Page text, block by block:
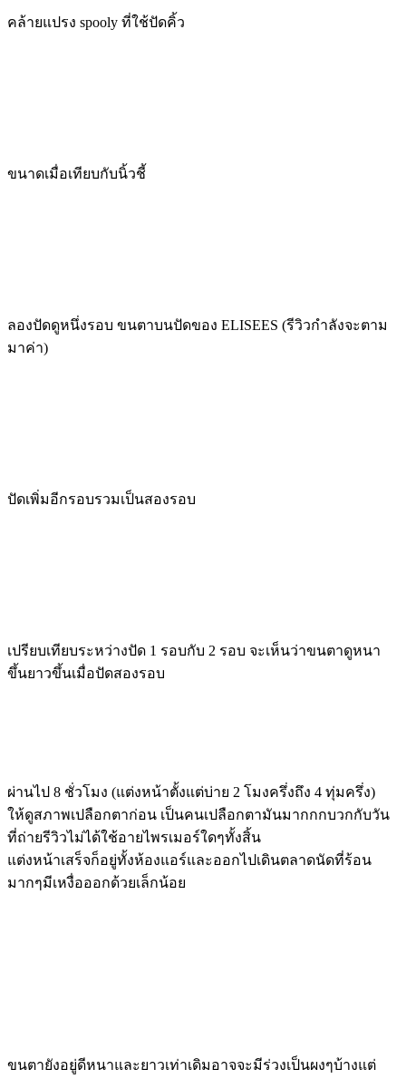
คล้ายแปรง spooly ที่ใช้ปัดคิ้ว
ขนาดเมื่อเทียบกับนิ้วชี้
ลองปัดดูหนึ่งรอบ ขนตาบนปัดของ ELISEES (รีวิวกำลังจะตาม
มาค่า)
ปัดเพิ่มอีกรอบรวมเป็นสองรอบ
เปรียบเทียบระหว่างปัด 1 รอบกับ 2 รอบ จะเห็นว่าขนตาดูหนา
ขึ้นยาวขึ้นเมื่อปัดสองรอบ
ผ่านไป 8 ชั่วโมง (แต่งหน้าตั้งแต่บ่าย 2 โมงครึ่งถึง 4 ทุ่มครึ่ง)
ให้ดูสภาพเปลือกตาก่อน เป็นคนเปลือกตามันมากกกบวกกับวัน
ที่ถ่ายรีวิวไม่ได้ใช้อายไพรเมอร์ใดๆทั้งสิ้น
แต่งหน้าเสร็จก็อยู่ทั้งห้องแอร์และออกไปเดินตลาดนัดที่ร้อน
มากๆมีเหงื่อออกด้วยเล็กน้อย
ขนตายังอยู่ดีหนาและยาวเท่าเดิมอาจจะมีร่วงเป็นผงๆบ้างแต่